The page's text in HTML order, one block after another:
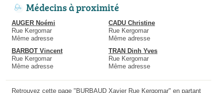
Médecins à proximité
AUGER Noémi
Rue Kergomar
Même adresse
CADU Christine
Rue Kergomar
Même adresse
BARBOT Vincent
Rue Kergomar
Même adresse
TRAN Dinh Yves
Rue Kergomar
Même adresse
Retrouvez cette page "BURBAUD Xavier Rue Kergomar" en partant